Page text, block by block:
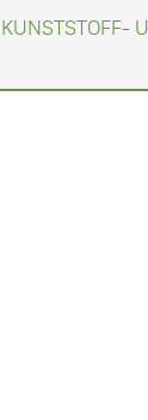
KUNSTSTOFF-